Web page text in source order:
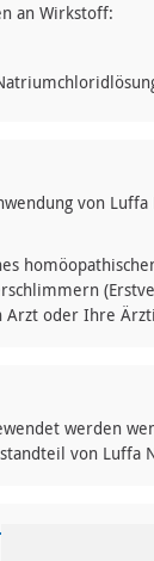
an Wirkstoff:
von
oder Ihre
werden
von Luffa
Mitteln: